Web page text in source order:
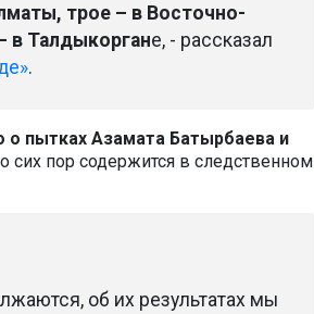
трое – в Восточно-
в Талдыкоргане, - рассказал
.
о пытках Азамата Батырбаева и
сих пор содержится в следственном
об их результатах мы